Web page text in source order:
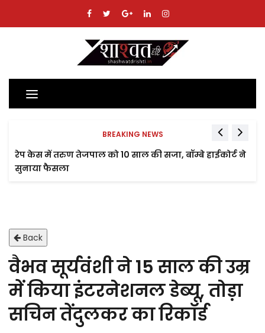
Toggle
navigation
BREAKING NEWS
रेप केस में तरुण तेजपाल को 10 साल की सजा, बॉम्बे हाईकोर्ट ने
सुनाया फैसला
Back
वैभव सूर्यवंशी ने 15 साल की उम्र
में किया इंटरनेशनल डेब्यू, तोड़ा
सचिन तेंदुलकर का रिकॉर्ड